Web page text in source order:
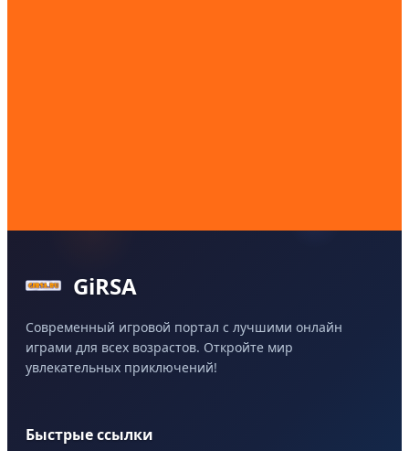
GiRSA
Современный игровой портал с лучшими онлайн
играми для всех возрастов. Откройте мир
увлекательных приключений!
Быстрые ссылки